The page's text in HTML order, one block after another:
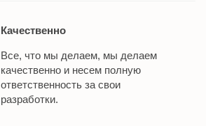
Качественно
Все, что мы делаем, мы делаем
качественно и несем полную
ответственность за свои
разработки.